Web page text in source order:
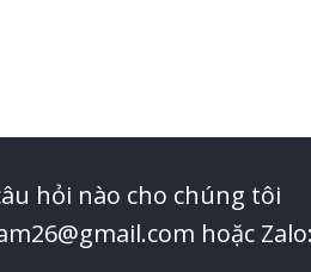
hỏi nào cho chúng tôi
hoặc